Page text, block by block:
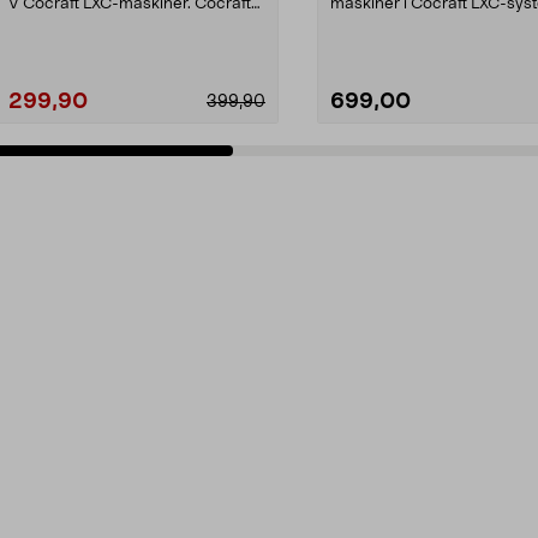
V Cocraft LXC-maskiner. Cocraft
299,90 399,90
maskiner i Cocraft LXC-
699,00